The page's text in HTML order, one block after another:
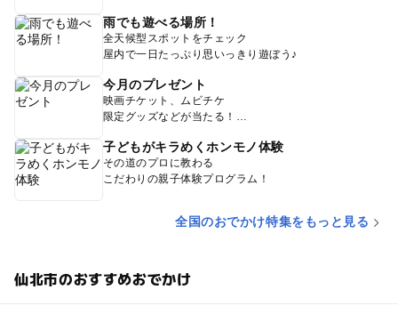
雨でも遊べる場所！
全天候型スポットをチェック
屋内で一日たっぷり思いっきり遊ぼう♪
今月のプレゼント
映画チケット、ムビチケ
限定グッズなどが当たる！
子どもがキラめくホンモノ体験
その道のプロに教わる
こだわりの親子体験プログラム！
全国のおでかけ特集をもっと見る
仙北市のおすすめおでかけ